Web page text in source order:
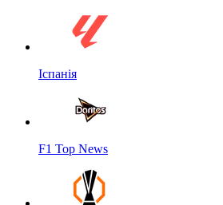
Іспанія
F1 Top News